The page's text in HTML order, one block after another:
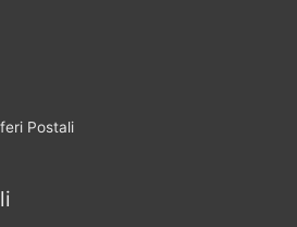
Postali